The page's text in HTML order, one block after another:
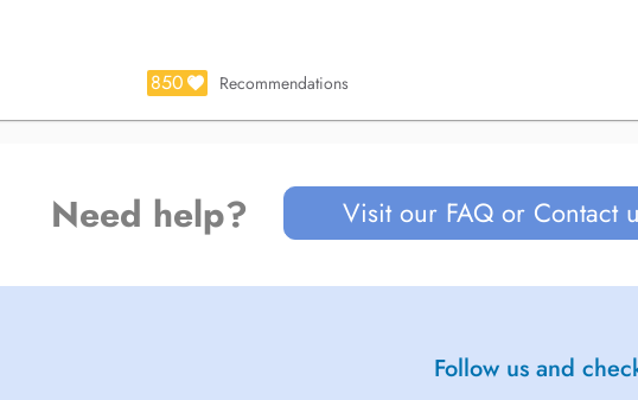
850 Recommendations
Need help? Visit our FAQ or Contact
Follow us and